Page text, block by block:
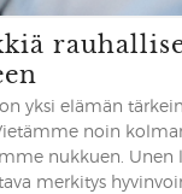
yksi elämän
noin
nukkuen. Unen
merkitys